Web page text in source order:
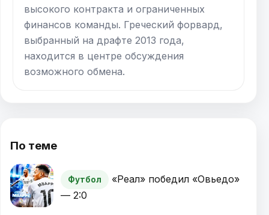
высокого контракта и ограниченных
финансов команды. Греческий форвард,
выбранный на драфте 2013 года,
находится в центре обсуждения
возможного обмена.
По теме
Футбол
«Реал» победил «Овьедо»
— 2:0